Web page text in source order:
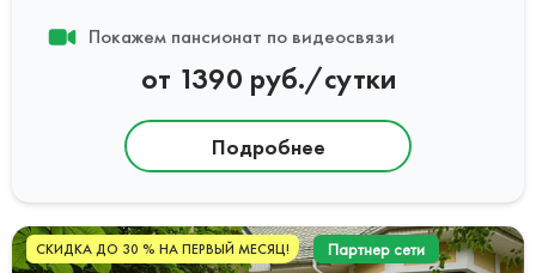
Покажем пансионат по видеосвязи
от 1390 руб./сутки
Подробнее
СКИДКА ДО 30 % НА ПЕРВЫЙ МЕСЯЦ! Партнер сети